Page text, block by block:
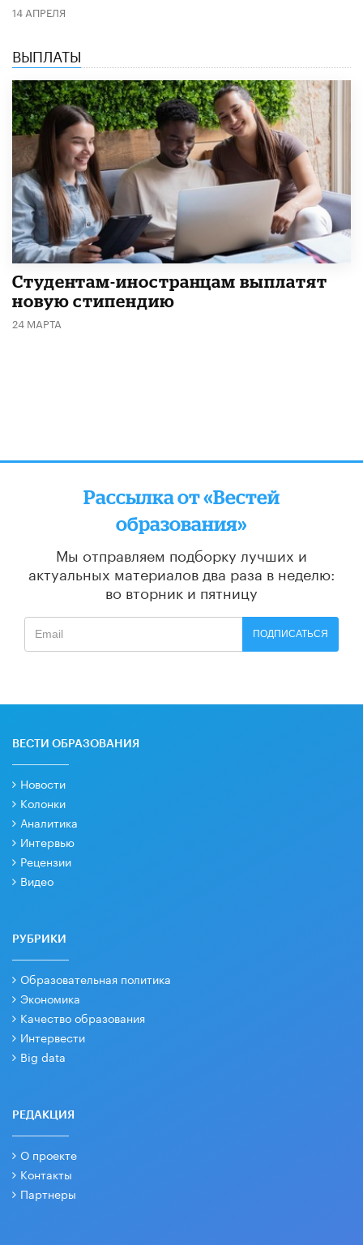
14 АПРЕЛЯ
ВЫПЛАТЫ
Студентам-иностранцам выплатят
новую стипендию
24 МАРТА
Рассылка от «Вестей
образования»
Мы отправляем подборку лучших и
актуальных материалов два раза в неделю:
во вторник и пятницу
ПОДПИСАТЬСЯ
ВЕСТИ ОБРАЗОВАНИЯ
Новости
Колонки
Аналитика
Интервью
Рецензии
Видео
РУБРИКИ
Образовательная политика
Экономика
Качество образования
Интервести
Big data
РЕДАКЦИЯ
О проекте
Контакты
Партнеры